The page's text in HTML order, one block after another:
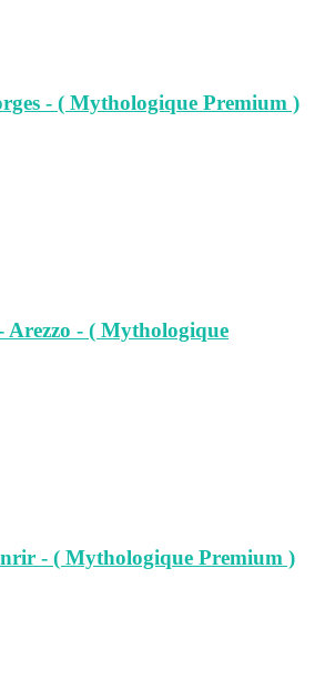
- ( Mythologique Premium )
Arezzo - ( Mythologique
- ( Mythologique Premium )